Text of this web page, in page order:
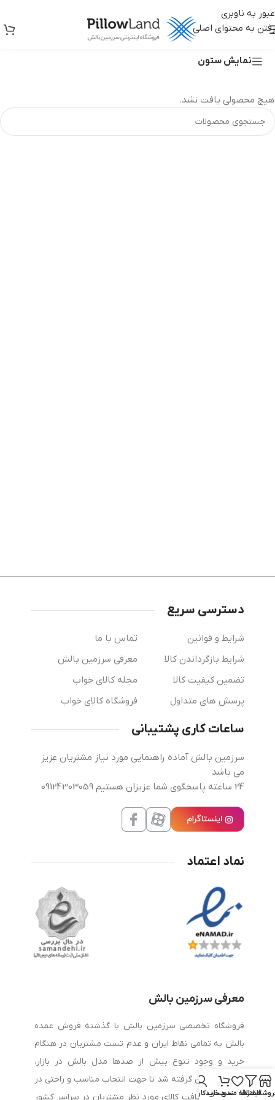
عبور به ناوبری
رفتن به محتوای اصلی
جلو مبلی
نمایش ستون
هیچ محصولی یافت نشد.
دسترسی سریع
شرایط و قوانین
شرایط بازگرداندن کالا
تضمین کیفیت کالا
پرسش های متداول
تماس با ما
معرفی سرزمین بالش
مجله کالای خواب
فروشگاه کالای خواب
ساعات کاری پشتیبانی
سرزمین بالش آماده راهنمایی مورد نیاز مشتریان عزیز
می باشد
24 ساعته پاسخگوی شما عزیزان هستیم 09124303059
نماد اعتماد
معرفی سرزمین بالش
فروشگاه تخصصی سرزمین بالش با گذشته فروش عمده
بالش به تمامی نقاط ایران و عدم تست مشتریان در هنگام
خرید و وجود تنوع بیش از صدها مدل بالش در بازار،
تصمیم بر این گرفته شد تا جهت انتخاب مناسب و راحتی در
سفارش و دریافت کالای مورد نظر مشتریان در سراسر کشورفیلترها
علاقه مندیسبد خرید
حساب کاربری من